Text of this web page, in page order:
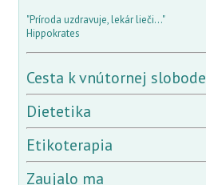
"Príroda uzdravuje, lekár lieči..."
Hippokrates
Cesta k vnútornej slobode
Dietetika
Etikoterapia
Zaujalo ma